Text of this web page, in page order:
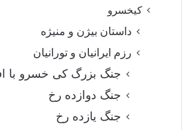
کیخسرو
داستان بیژن و منیژه
رزم ایرانیان و تورانیان
جنگ بزرگ کی خسرو با
جنگ دوازده رخ
جنگ یازده رخ